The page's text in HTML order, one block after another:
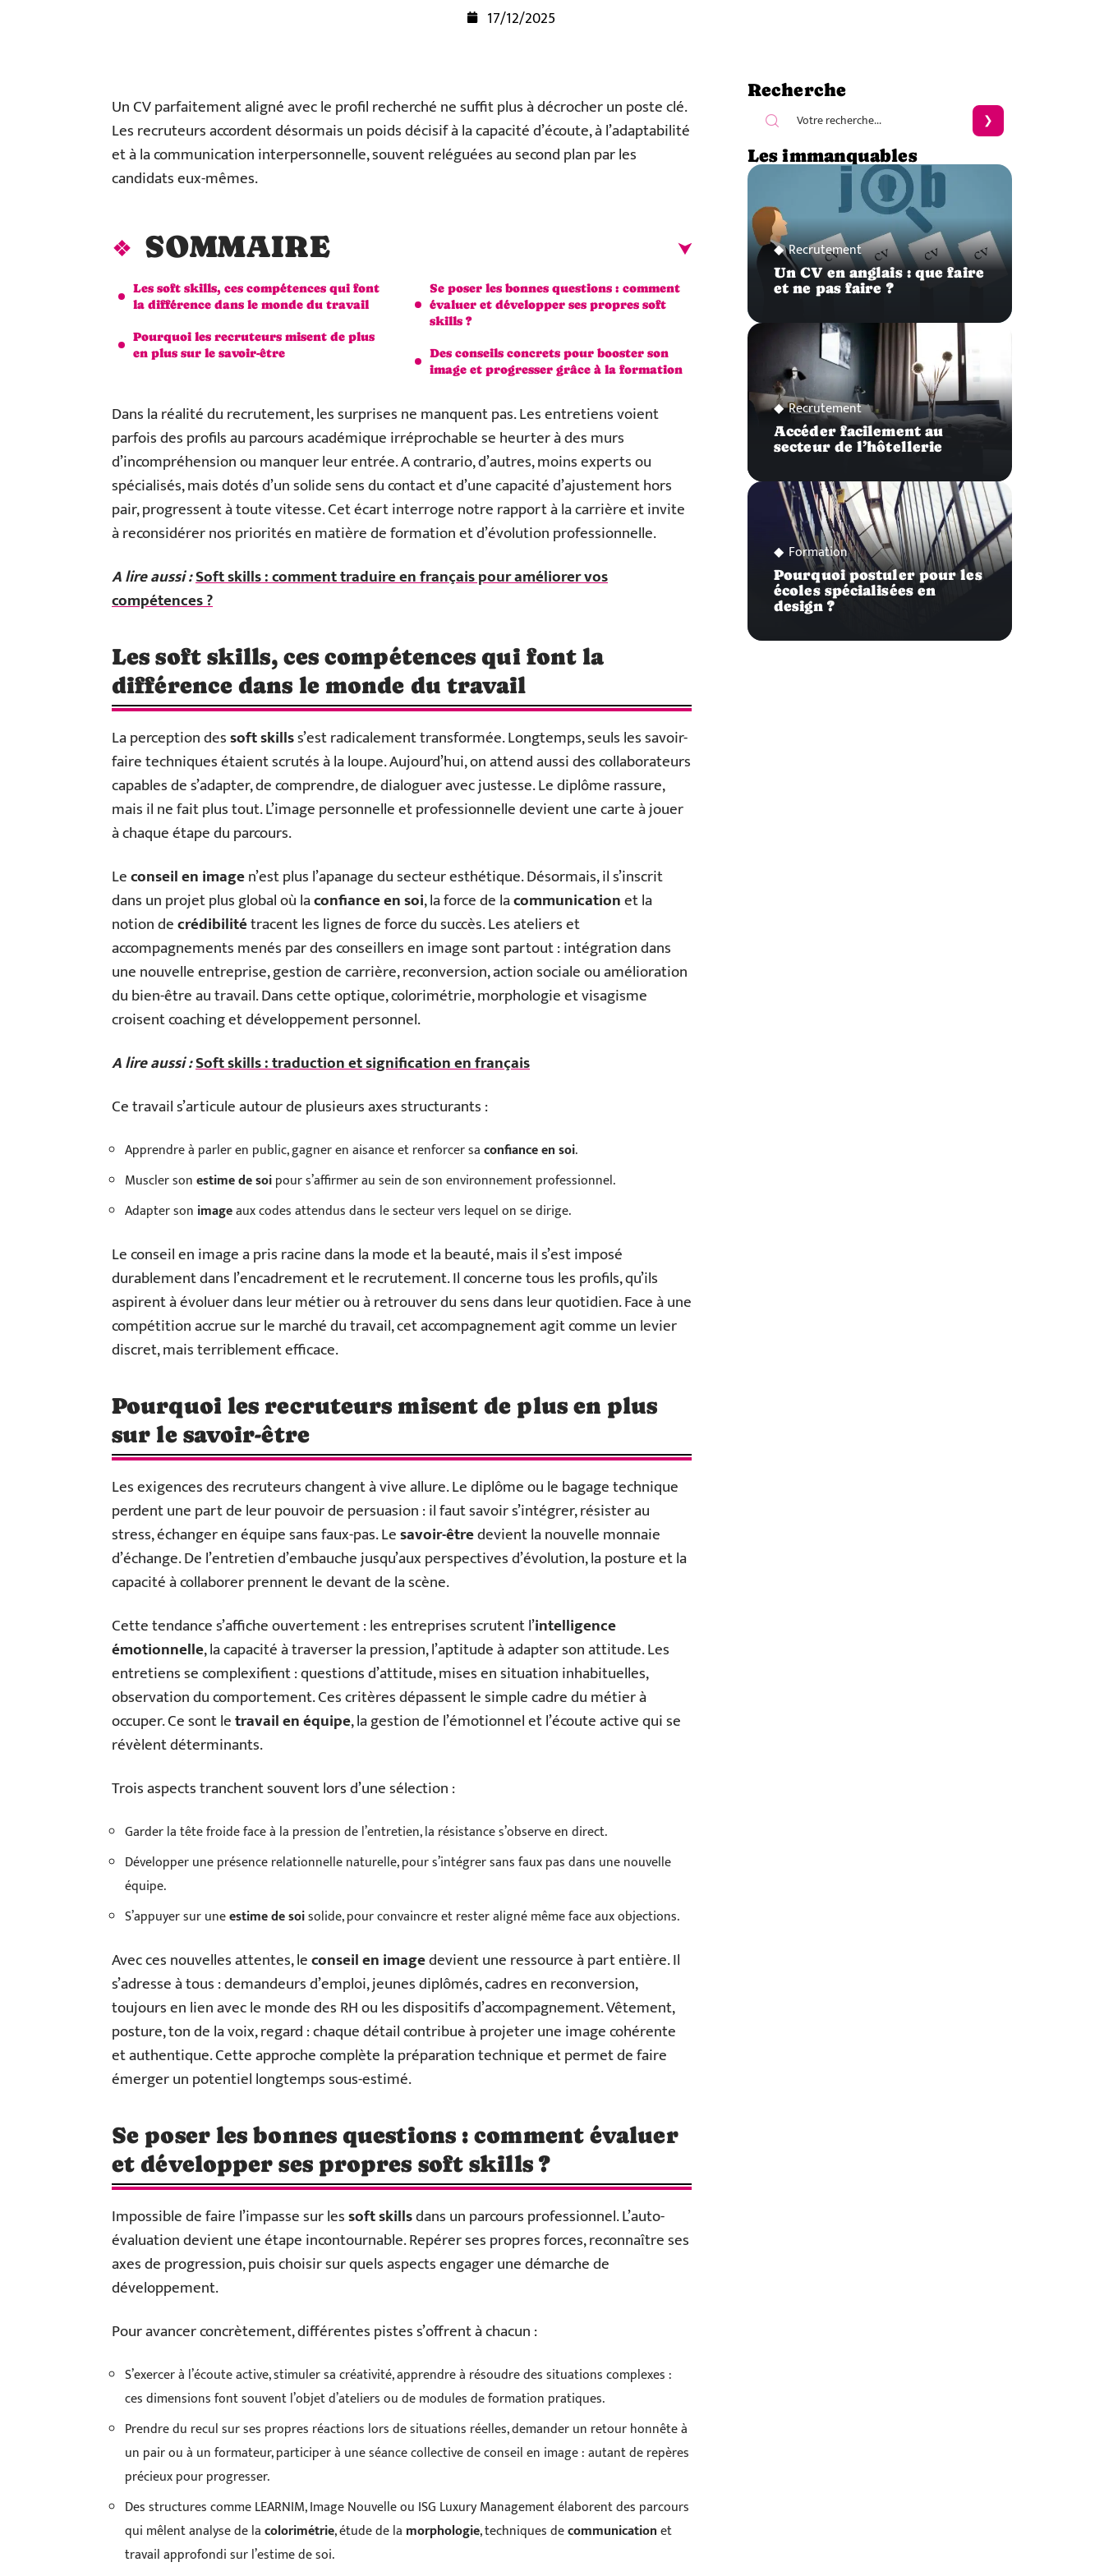
17/12/2025
Un CV parfaitement aligné avec le profil recherché ne suffit plus à décrocher un poste clé.
Les recruteurs accordent désormais un poids décisif à la capacité d’écoute, à l’adaptabilité
et à la communication interpersonnelle, souvent reléguées au second plan par les
candidats eux-mêmes.
SOMMAIRE
Les soft skills, ces compétences qui font
la différence dans le monde du travail
Pourquoi les recruteurs misent de plus
en plus sur le savoir-être
Se poser les bonnes questions : comment
évaluer et développer ses propres soft
skills ?
Des conseils concrets pour booster son
image et progresser grâce à la formation
Dans la réalité du recrutement, les surprises ne manquent pas. Les entretiens voient
parfois des profils au parcours académique irréprochable se heurter à des murs
d’incompréhension ou manquer leur entrée. A contrario, d’autres, moins experts ou
spécialisés, mais dotés d’un solide sens du contact et d’une capacité d’ajustement hors
pair, progressent à toute vitesse. Cet écart interroge notre rapport à la carrière et invite
à reconsidérer nos priorités en matière de formation et d’évolution professionnelle.
A lire aussi :Soft skills : comment traduire en français pour améliorer vos
compétences ?
Les soft skills, ces compétences qui font la
différence dans le monde du travail
La perception dessoft skillss’est radicalement transformée. Longtemps, seuls les savoir-
faire techniques étaient scrutés à la loupe. Aujourd’hui, on attend aussi des collaborateurs
capables de s’adapter, de comprendre, de dialoguer avec justesse. Le diplôme rassure,
mais il ne fait plus tout. L’image personnelle et professionnelle devient une carte à jouer
à chaque étape du parcours.
Leconseil en imagen’est plus l’apanage du secteur esthétique. Désormais, il s’inscrit
dans un projet plus global où laconfiance en soi, la force de lacommunicationet la
notion decrédibilitétracent les lignes de force du succès. Les ateliers et
accompagnements menés par des conseillers en image sont partout : intégration dans
une nouvelle entreprise, gestion de carrière, reconversion, action sociale ou amélioration
du bien-être au travail. Dans cette optique, colorimétrie, morphologie et visagisme
croisent coaching et développement personnel.
A lire aussi :Soft skills : traduction et signification en français
Ce travail s’articule autour de plusieurs axes structurants :
Apprendre à parler en public, gagner en aisance et renforcer saconfiance en soi.
Muscler sonestime de soipour s’affirmer au sein de son environnement professionnel.
Adapter son imageaux codes attendus dans le secteur vers lequel on se dirige.
Le conseil en image a pris racine dans la mode et la beauté, mais il s’est imposé
durablement dans l’encadrement et le recrutement. Il concerne tous les profils, qu’ils
aspirent à évoluer dans leur métier ou à retrouver du sens dans leur quotidien. Face à une
compétition accrue sur le marché du travail, cet accompagnement agit comme un levier
discret, mais terriblement efficace.
Pourquoi les recruteurs misent de plus en plus
sur le savoir-être
Les exigences des recruteurs changent à vive allure. Le diplôme ou le bagage technique
perdent une part de leur pouvoir de persuasion : il faut savoir s’intégrer, résister au
stress, échanger en équipe sans faux-pas. Lesavoir-êtredevient la nouvelle monnaie
d’échange. De l’entretien d’embauche jusqu’aux perspectives d’évolution, la posture et la
capacité à collaborer prennent le devant de la scène.
Cette tendance s’affiche ouvertement : les entreprises scrutent l’intelligence
émotionnelle, la capacité à traverser la pression, l’aptitude à adapter son attitude. Les
entretiens se complexifient : questions d’attitude, mises en situation inhabituelles,
observation du comportement. Ces critères dépassent le simple cadre du métier à
occuper. Ce sont letravail en équipe, la gestion de l’émotionnel et l’écoute active qui se
révèlent déterminants.
Trois aspects tranchent souvent lors d’une sélection :
Garder la tête froide face à la pression de l’entretien, la résistance s’observe en direct.
Développer une présence relationnelle naturelle, pour s’intégrer sans faux pas dans une nouvelle
équipe.
S’appuyer sur uneestime de soisolide, pour convaincre et rester aligné même face aux objections.
Avec ces nouvelles attentes, leconseil en imagedevient une ressource à part entière. Il
s’adresse à tous : demandeurs d’emploi, jeunes diplômés, cadres en reconversion,
toujours en lien avec le monde des RH ou les dispositifs d’accompagnement. Vêtement,
posture, ton de la voix, regard : chaque détail contribue à projeter une image cohérente
et authentique. Cette approche complète la préparation technique et permet de faire
émerger un potentiel longtemps sous-estimé.
Se poser les bonnes questions : comment évaluer
et développer ses propres soft skills ?
Impossible de faire l’impasse sur lessoft skillsdans un parcours professionnel. L’auto-
évaluation devient une étape incontournable. Repérer ses propres forces, reconnaître ses
axes de progression, puis choisir sur quels aspects engager une démarche de
développement.
Pour avancer concrètement, différentes pistes s’offrent à chacun :
S’exercer à l’écoute active, stimuler sa créativité, apprendre à résoudre des situations complexes :
ces dimensions font souvent l’objet d’ateliers ou de modules de formation pratiques.
Prendre du recul sur ses propres réactions lors de situations réelles, demander un retour honnête à
un pair ou à un formateur, participer à une séance collective de conseil en image : autant de repères
précieux pour progresser.
Des structures comme LEARNIM, Image Nouvelle ou ISG Luxury Management élaborent des parcours
qui mêlent analyse de lacolorimétrie, étude de la morphologie, techniques decommunicationet
travail approfondi sur l’estime de soi.
Recherche
Les immanquables
Recrutement
Un CV en anglais : que faire
et ne pas faire ?
Recrutement
Accéder facilement au
secteur de l’hôtellerie
Formation
Pourquoi postuler pour les
écoles spécialisées en
design ?